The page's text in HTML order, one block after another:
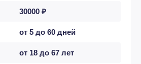
30000 ₽
от 5 до 60 дней
от 18 до 67 лет